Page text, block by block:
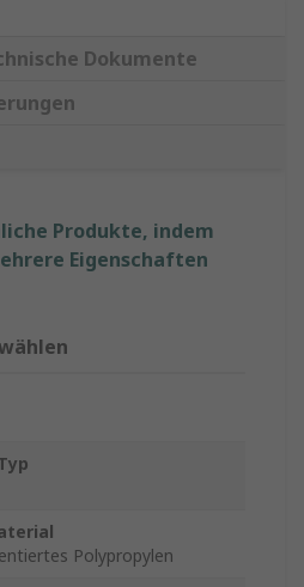
Dokumente
Produkte, indem
Eigenschaften
Polypropylen